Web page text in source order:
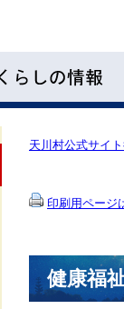
天川村公式サイ
印刷用ページ
健康福